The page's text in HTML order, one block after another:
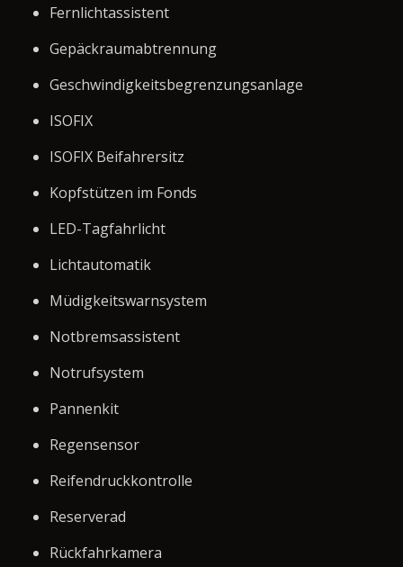
Fernlichtassistent
Gepäckraumabtrennung
Geschwindigkeitsbegrenzungsanlage
ISOFIX
ISOFIX Beifahrersitz
Kopfstützen im Fonds
LED-Tagfahrlicht
Lichtautomatik
Müdigkeitswarnsystem
Notbremsassistent
Notrufsystem
Pannenkit
Regensensor
Reifendruckkontrolle
Reserverad
Rückfahrkamera